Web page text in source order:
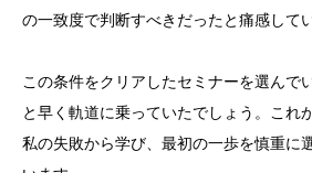
の一致度で判断すべきだったと痛感して
この条件をクリアしたセミナーを選んで
と早く軌道に乗っていたでしょう。これ
私の失敗から学び、最初の一歩を慎重に